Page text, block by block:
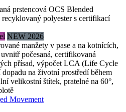
prstencová OCS Blended
polyester s certifikací
NEW 2026
manžety v pase a na kotnících,
počesaná, certifikovaná
přísad, výpočet LCA (Life Cycle
na životní prostředí během
velikostní štítek, pratelné na 60°,
Movement